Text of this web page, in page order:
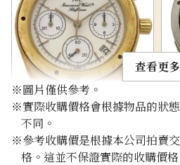
IWC Ingenieur IW351816
參考回收價
HKD 96,163.19
收購日期: 2026年1月 收
查看更多
※圖片僅供參考。
※實際收購價格會根據物品的狀
不同。
※參考收購價是根據本公司拍賣
格。這並不保證實際的收購價